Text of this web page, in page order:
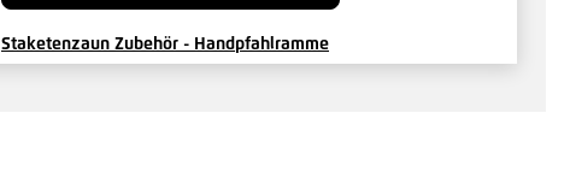
Staketenzaun Zubehör - Handpfahlramme